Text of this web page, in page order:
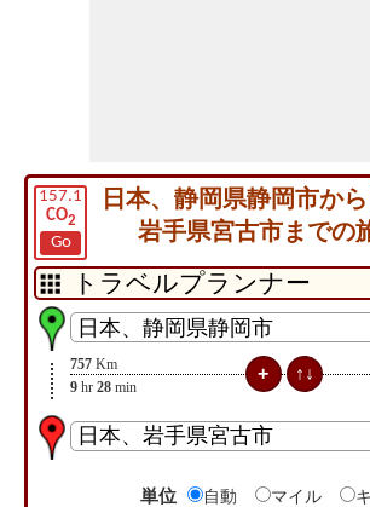
157.1
CO2
Go
日本、静岡県静岡市から
岩手県宮古市までの
757 Km
9 hr 28 min
単位 自動 マイル